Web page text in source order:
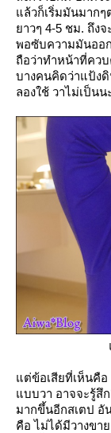
ล้วก็เริ่มมันมากๆ
าวๆ 4-5 ชม. ถึงจ
พอซับความมันออ
ถือว่าทำหน้าที่คว
บางคนคิดว่าแป้ง
ลองใช้ วาไม่เป็นน
ต่ข้อเสียที่เห็นคือ
บบวา อาจจะรู้สึก
มากขึ้นอีกสเตป อั
คือ ไม่ได้มีวางขา